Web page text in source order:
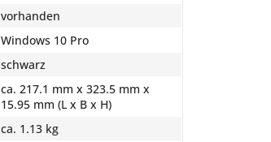
vorhanden
Windows 10 Pro
schwarz
ca. 217.1 mm x 323.5 mm x
15.95 mm (L x B x H)
ca. 1.13 kg